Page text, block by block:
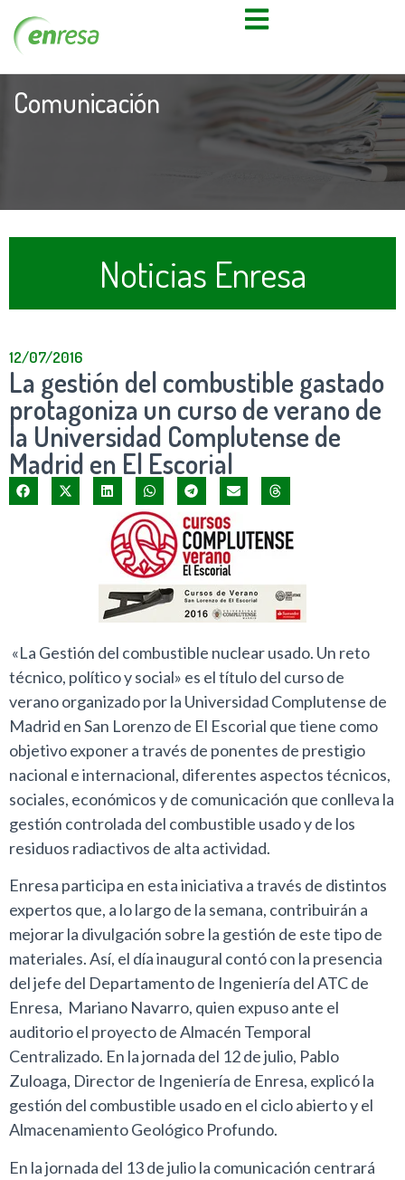
Comunicación
Noticias Enresa
12/07/2016
La gestión del combustible gastado
protagoniza un curso de verano de
la Universidad Complutense de
Madrid en El Escorial
«La Gestión del combustible nuclear usado. Un reto
técnico, político y social» es el título del curso de
verano organizado por la Universidad Complutense de
Madrid en San Lorenzo de El Escorial que tiene como
objetivo exponer a través de ponentes de prestigio
nacional e internacional, diferentes aspectos técnicos,
sociales, económicos y de comunicación que conlleva la
gestión controlada del combustible usado y de los
residuos radiactivos de alta actividad.
Enresa participa en esta iniciativa a través de distintos
expertos que, a lo largo de la semana, contribuirán a
mejorar la divulgación sobre la gestión de este tipo de
materiales. Así, el día inaugural contó con la presencia
del jefe del Departamento de Ingeniería del ATC de
Enresa, Mariano Navarro, quien expuso ante el
auditorio el proyecto de Almacén Temporal
Centralizado. En la jornada del 12 de julio, Pablo
Zuloaga, Director de Ingeniería de Enresa, explicó la
gestión del combustible usado en el ciclo abierto y el
Almacenamiento Geológico Profundo.
En la jornada del 13 de julio la comunicación centrará